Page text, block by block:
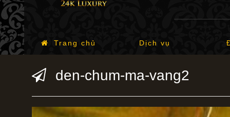
Trang chủ Dịch vụ
den-chum-ma-vang2